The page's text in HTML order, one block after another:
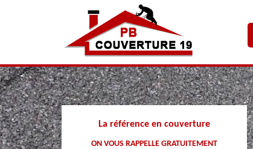
La référence en couverture
ON VOUS RAPPELLE GRATUITEMENT